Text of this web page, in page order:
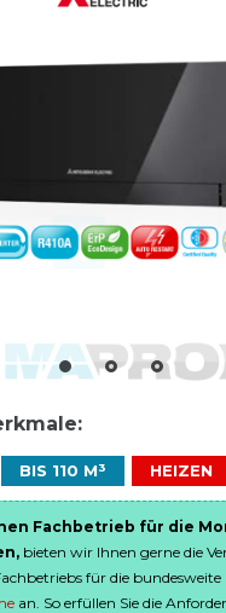
BIS 110 M³ HEIZEN
Fachbetrieb für die
bieten wir Ihnen gerne die
für die bundesweite
an. So erfüllen Sie die